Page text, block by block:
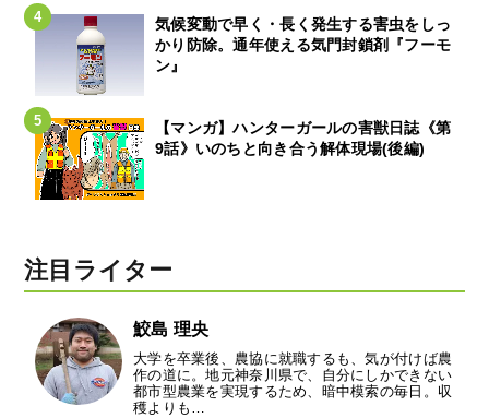
気候変動で早く・長く発生する害虫をしっ
かり防除。通年使える気門封鎖剤『フーモ
ン』
【マンガ】ハンターガールの害獣日誌《第
9話》いのちと向き合う解体現場(後編)
注目ライター
鮫島 理央
大学を卒業後、農協に就職するも、気が付けば農
作の道に。地元神奈川県で、自分にしかできない
都市型農業を実現するため、暗中模索の毎日。収
穫よりも…